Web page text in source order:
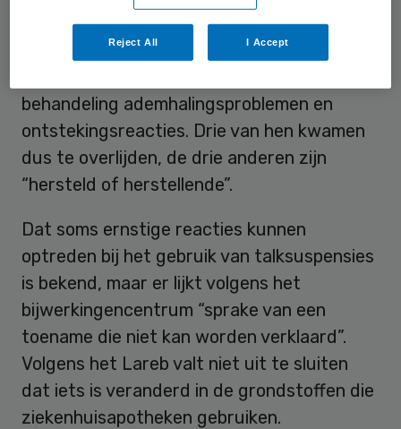
Ernstige reacties
behandeling ademhalingsproblemen en
ontstekingsreacties. Drie van hen kwamen
dus te overlijden, de drie anderen zijn
“hersteld of herstellende”.
Dat soms ernstige reacties kunnen
optreden bij het gebruik van talksuspensies
is bekend, maar er lijkt volgens het
bijwerkingencentrum “sprake van een
toename die niet kan worden verklaard”.
Volgens het Lareb valt niet uit te sluiten
dat iets is veranderd in de grondstoffen die
ziekenhuisapotheken gebruiken.
Reject All I Accept